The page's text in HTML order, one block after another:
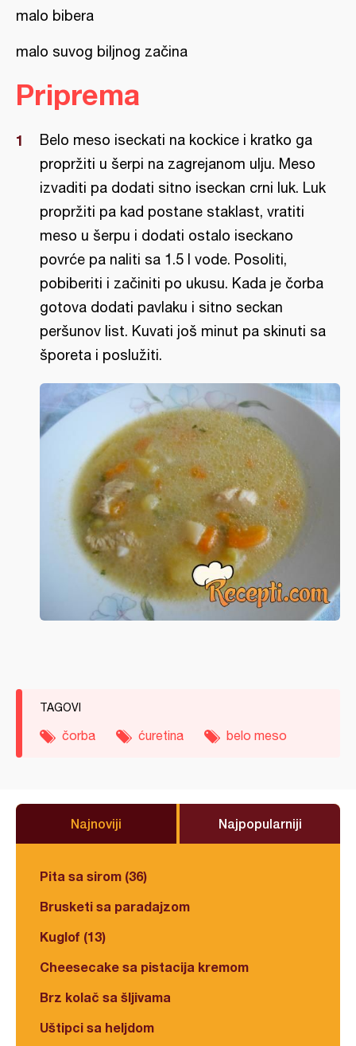
malo bibera
malo suvog biljnog začina
Priprema
Belo meso iseckati na kockice i kratko ga
propržiti u šerpi na zagrejanom ulju. Meso
izvaditi pa dodati sitno iseckan crni luk. Luk
propržiti pa kad postane staklast, vratiti
meso u šerpu i dodati ostalo iseckano
povrće pa naliti sa 1.5 l vode. Posoliti,
pobiberiti i začiniti po ukusu. Kada je čorba
gotova dodati pavlaku i sitno seckan
peršunov list. Kuvati još minut pa skinuti sa
šporeta i poslužiti.
TAGOVI
čorba ćuretina belo meso
Najnoviji Najpopularniji
Pita sa sirom (36)
Brusketi sa paradajzom
Kuglof (13)
Cheesecake sa pistacija kremom
Brz kolač sa šljivama
Uštipci sa heljdom